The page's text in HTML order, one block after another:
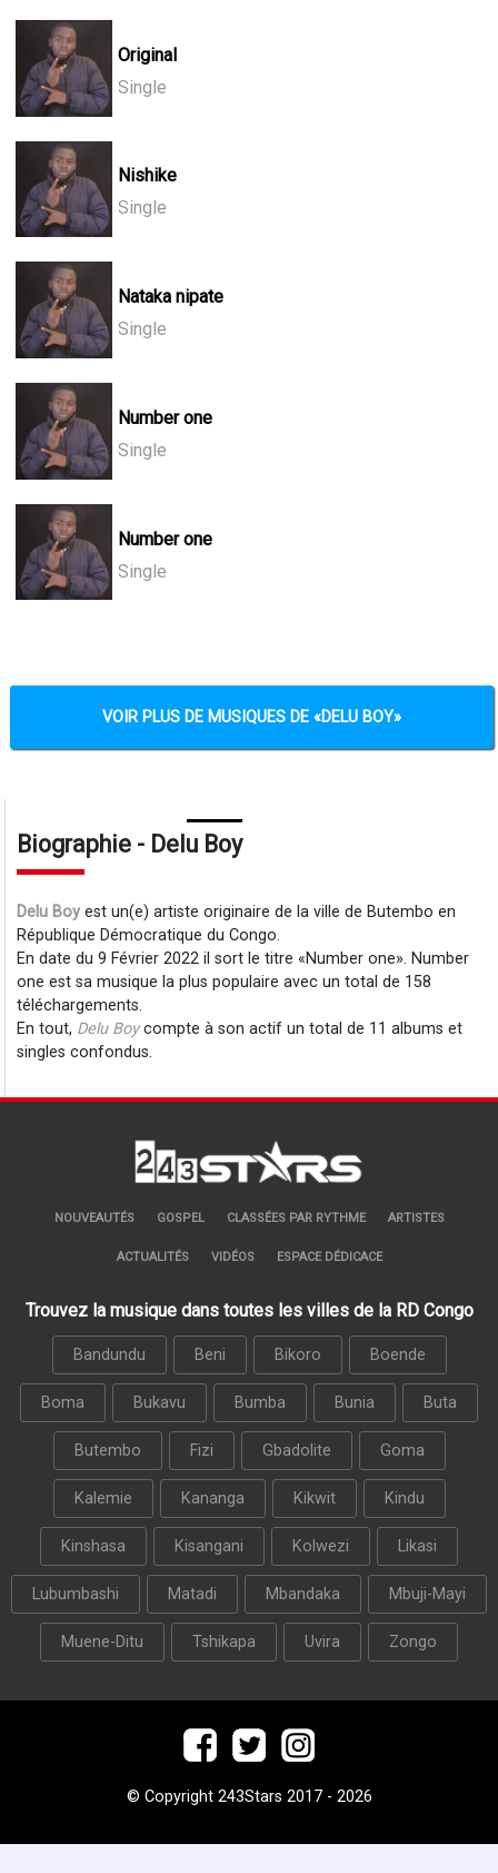
Original
Single
Nishike
Single
Nataka nipate
Single
Number one
Single
Number one
Single
VOIR PLUS DE MUSIQUES DE DELU BOY
Biographie - Delu Boy
Delu Boy est un(e) artiste originaire de la ville de Butembo en
République Démocratique du Congo.
En date du 9 Février 2022 il sort le titre Number one . Number
one est sa musique la plus populaire avec un total de 158
téléchargements.
En tout, Delu Boycompte à son actif un total de 11 albums et
singles confondus.
NOUVEAUTÉS GOSPEL CLASSÉES PAR RYTHME ARTISTES
ACTUALITÉS VIDÉOS ESPACE DÉDICACE
Trouvez la musique dans toutes les villes de la RD Congo
Bandundu Beni Bikoro Boende
Boma Bukavu Bumba Bunia Buta
Butembo Fizi Gbadolite Goma
Kalemie Kananga Kikwit Kindu
Kinshasa Kisangani Kolwezi Likasi
Lubumbashi Matadi Mbandaka Mbuji-Mayi
Muene-Ditu Tshikapa Uvira Zongo
© Copyright 243Stars 2017 - 2026